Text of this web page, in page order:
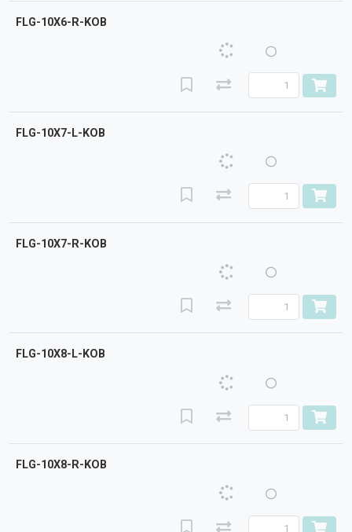
FLG-10X6-R-KOB
FLG-10X7-L-KOB
FLG-10X7-R-KOB
FLG-10X8-L-KOB
FLG-10X8-R-KOB